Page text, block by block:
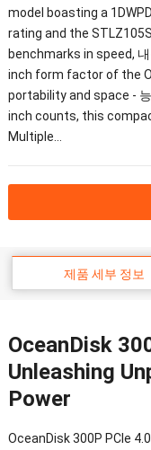
model boasting a 1DWPD
rating and the
benchmarks in speed,
inch form factor of the
portability and space -
inch counts, this
Multiple
제품 세부 정보
OceanDisk
Unleashing
Power
OceanDisk 300P PCIe